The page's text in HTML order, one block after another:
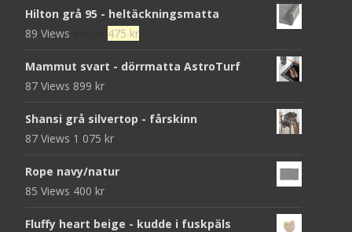
Hilton grå 95 - heltäckningsmatta
89 Views
Det
priset
475 krDet
priset
475 kr.
Mammut svart - dörrmatta AstroTurf
87 Views 899 kr
Shansi grå silvertop - fårskinn
87 Views 1 075 kr
Rope navy/natur
85 Views 400 kr
Fluffy heart beige - kudde i fuskpäls